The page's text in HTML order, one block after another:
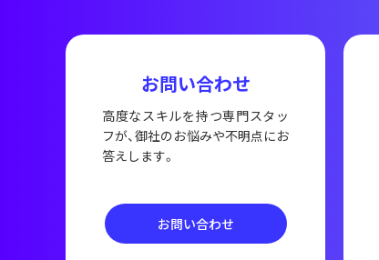
お問い合わせ
高度なスキルを持つ専門スタッ
フが、御社のお悩みや不明点にお
答えします。
お問い合わせ